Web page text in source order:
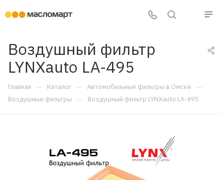
Воздушный фильтр
LYNXauto LA-495
Главная — Каталог — Автомобильные фильтры в Омске —
Воздушные фильтры — Воздушный фильтр LYNXauto LA-495